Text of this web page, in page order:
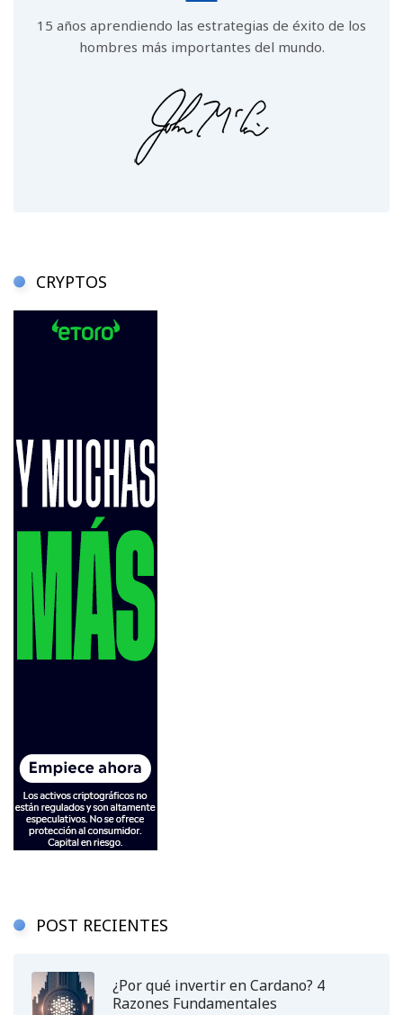
15 años aprendiendo las estrategias de éxito de los
hombres más importantes del mundo.
CRYPTOS
POST RECIENTES
¿Por qué invertir en Cardano? 4
Razones Fundamentales